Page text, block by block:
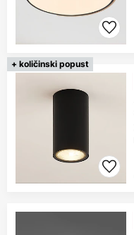
+ količinski popust